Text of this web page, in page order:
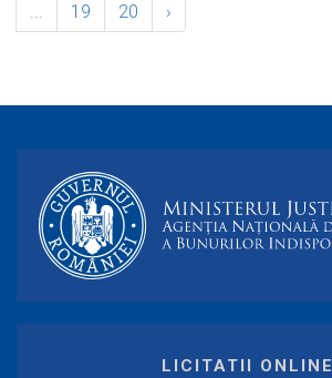
...
19 20 ›
LICITATII ONLINE